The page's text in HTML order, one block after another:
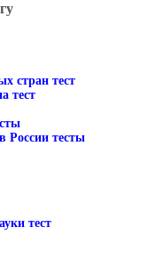
стран тест
тест
России тесты
тест